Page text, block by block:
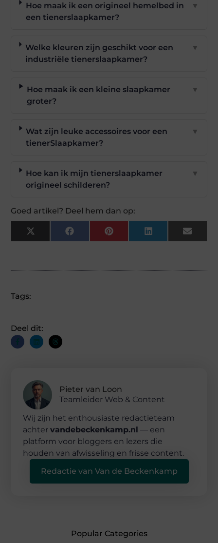
Hoe maak ik een origineel hemelbed in
een tienerslaapkamer?
▼
Welke kleuren zijn geschikt voor een
industriële tienerslaapkamer?
▼
Hoe maak ik een kleine slaapkamer
groter?
▼
Wat zijn leuke accessoires voor een
tienerSlaapkamer?
▼
Hoe kan ik mijn tienerslaapkamer
origineel schilderen?
▼
Goed artikel? Deel hem dan op:
X
(Twitter)
FacebookPinterestLinkedIn Email
Tags:
Deel dit:
Pieter van Loon
Teamleider Web & Content
Wij zijn het enthousiaste redactieteam
achtervandebeckenkamp.nl — een
platform voor bloggers en lezers die
houden van afwisseling en frisse content.
Redactie van Van de Beckenkamp
Popular Categories